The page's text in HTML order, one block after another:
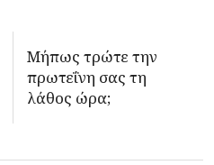
Μήπως τρώτε την
πρωτεΐνη σας τη
λάθος ώρα;